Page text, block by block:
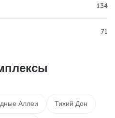
134
71
Аллеи Тихий Дон